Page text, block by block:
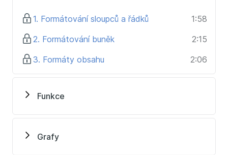
1. Formátování sloupců a řádků
1:58
2. Formátování buněk
2:15
3. Formáty obsahu
2:06
Funkce
Grafy